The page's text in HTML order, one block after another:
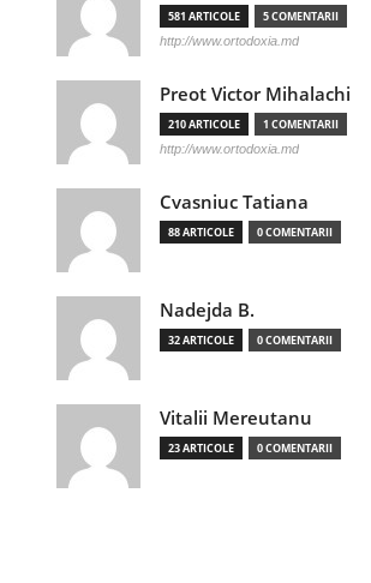
581 ARTICOLE 5 COMENTARII
http://www.ortodoxia.md
Preot Victor Mihalachi
210 ARTICOLE 1 COMENTARII
http://www.ortodoxia.md
Cvasniuc Tatiana
88 ARTICOLE 0 COMENTARII
Nadejda B.
32 ARTICOLE 0 COMENTARII
Vitalii Mereutanu
23 ARTICOLE 0 COMENTARII